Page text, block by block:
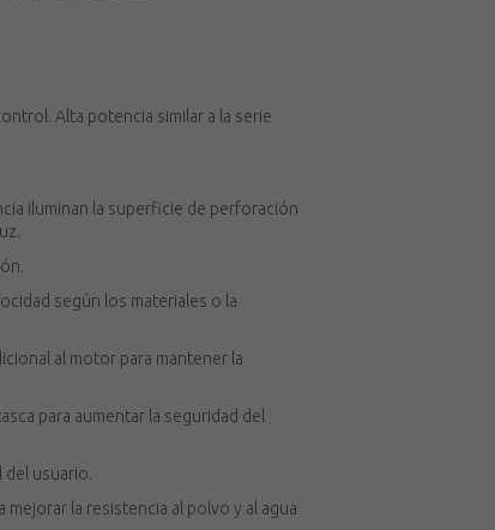
Alta potencia similar a la serie
iluminan la superficie de perforación
según los materiales o la
al motor para mantener la
para aumentar la seguridad del
del usuario.
la resistencia al polvo y al agua